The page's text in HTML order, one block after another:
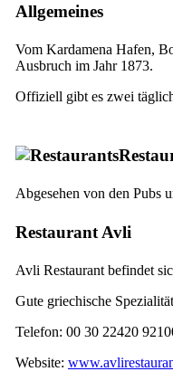
Allgemeines
Vom Kardamena Hafen,
Ausbruch im Jahr 1873.
Offiziell gibt es zwei
Abgesehen von den Pubs
Restaurant Avli
Avli Restaurant befindet
Gute griechische
Telefon: 00 30 22420
Website: